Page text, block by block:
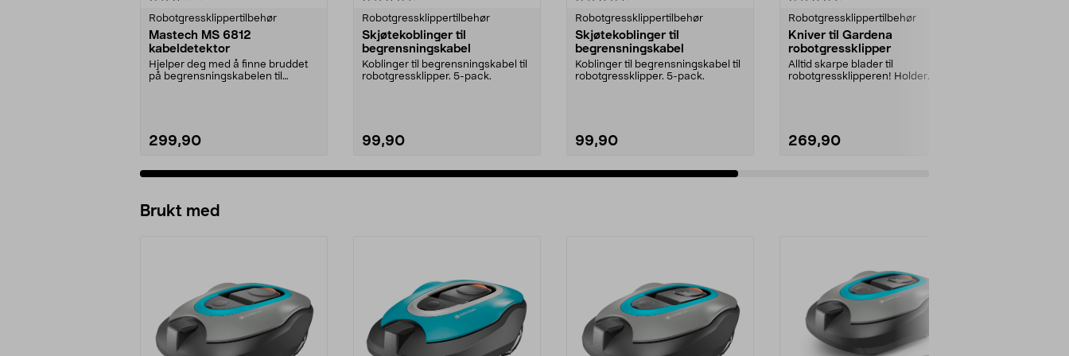
Robotgressklippertilbehør
Mastech MS 6812
kabeldetektor
Hjelper deg med å finne bruddet
på begrensningskabelen til
299,90
Robotgressklippertilbehør
Skjøtekoblinger til
begrensningskabel
Koblinger til begrensningskabel til
robotgressklipper. 5-pack.
99,90
Robotgressklippertilbehør
Skjøtekoblinger til
begrensningskabel
Koblinger til begrensningskabel til
robotgressklipper. 5-pack.
99,90
Robotgressklippertilbehør
Kniver til Gardena
robotgressklipper
Alltid skarpe blader til
robotgressklipperen! Holder
269,90
Brukt med